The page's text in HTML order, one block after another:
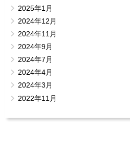
2025年1月
2024年12月
2024年11月
2024年9月
2024年7月
2024年4月
2024年3月
2022年11月